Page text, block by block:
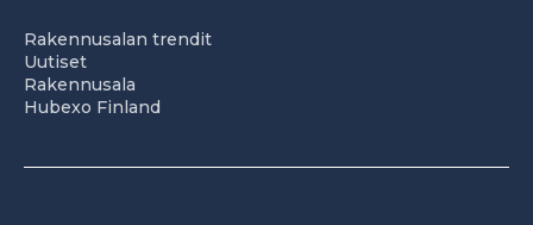
Rakennusalan trendit
Uutiset
Rakennusala
Hubexo Finland